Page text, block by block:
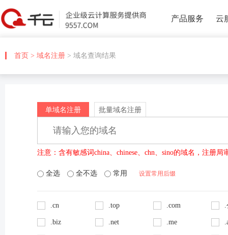
云
产品服务
首页 > 域名注册 > 域名查询结果
单域名注册 批量域名注册
注意：含有敏感词china、chinese、chn、sino的域名，注册
全选 全不选 常用 设置常用后缀
.cn .top .com .
.biz .net .me